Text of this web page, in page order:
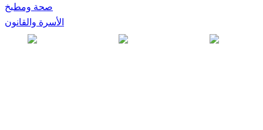
صحة ومطبخ
الأسرة والقانون